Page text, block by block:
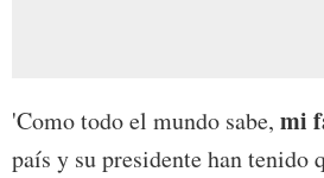
'Como todo el mundo sabe, mi
país y su presidente han tenido